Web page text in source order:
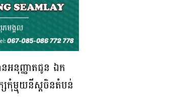
អនុញ្ញាតជូន ឯក
កុំម្មុយនីស្ដចិនតំបន់